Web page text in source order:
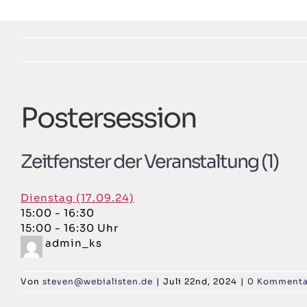
Postersession
Zeitfenster der Veranstaltung (1)
Dienstag (17.09.24)
15:00 - 16:30
15:00 - 16:30 Uhr
admin_ks
Von steven@webialisten.de | Juli 22nd, 2024 | 0